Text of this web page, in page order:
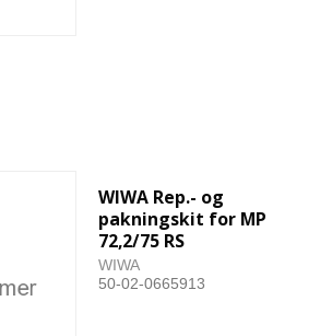
WIWA Rep.- og
pakningskit for MP
72,2/75 RS
WIWA
50-02-0665913